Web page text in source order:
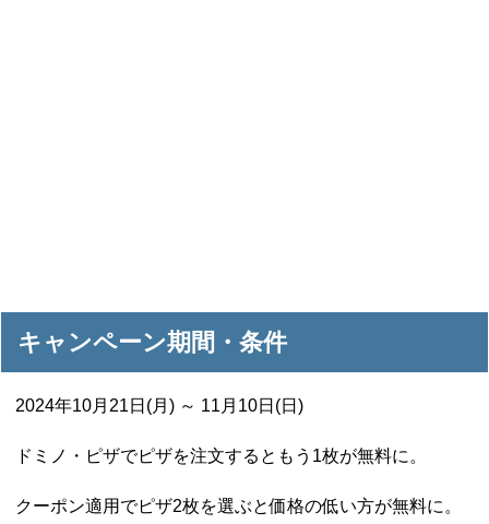
キャンペーン期間・条件
2024年10月21日(月) ～ 11月10日(日)
ドミノ・ピザでピザを注文するともう1枚が無料に。
クーポン適用でピザ2枚を選ぶと価格の低い方が無料に。